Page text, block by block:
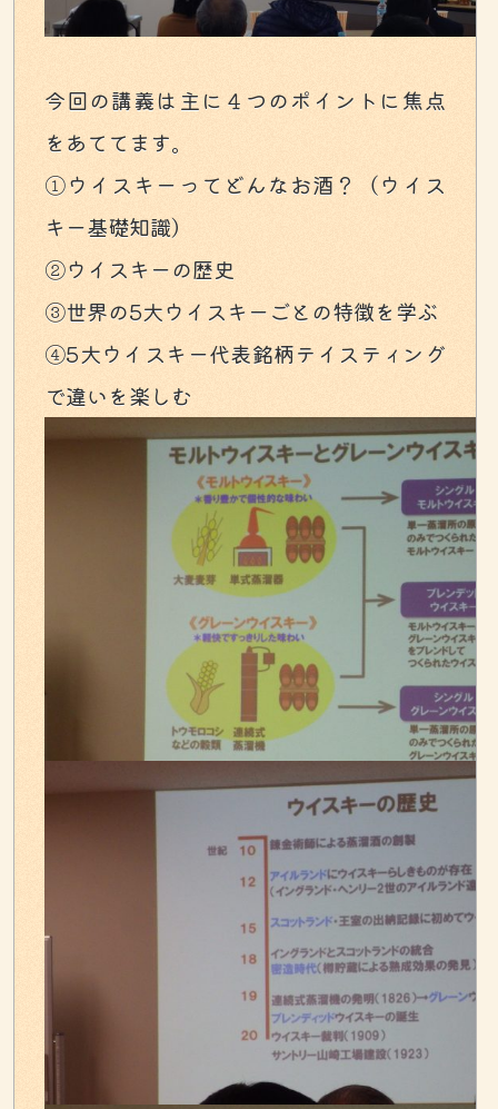
今回の講義は主に４つのポイントに焦点
をあててます。
①ウイスキーってどんなお酒？（ウイス
キー基礎知識）
②ウイスキーの歴史
③世界の5大ウイスキーごとの特徴を学ぶ
④5大ウイスキー代表銘柄テイスティング
で違いを楽しむ